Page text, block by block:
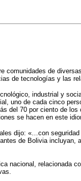
de
de tecnologías y las
industrial y
uno de cada cinco
del 70 por ciento de
se hacen en este
dijo: «…con
de Bolivia
nacional,